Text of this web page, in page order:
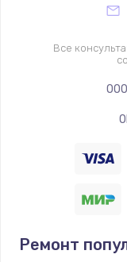
Все
Ремонт